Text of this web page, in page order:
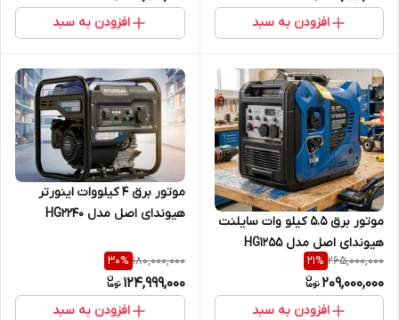
افزودن به سبد افزودن به سبد
موتور برق 5.5 کیلو وات سایلنت
هیوندای اصل مدل HG1255
265,000,000
21%
209,000,000
افزودن به سبد
موتور برق 4 کیلووات اینورتر
هیوندای اصل مدل HG2240
180,000,000
30%
124,999,000
افزودن به سبد